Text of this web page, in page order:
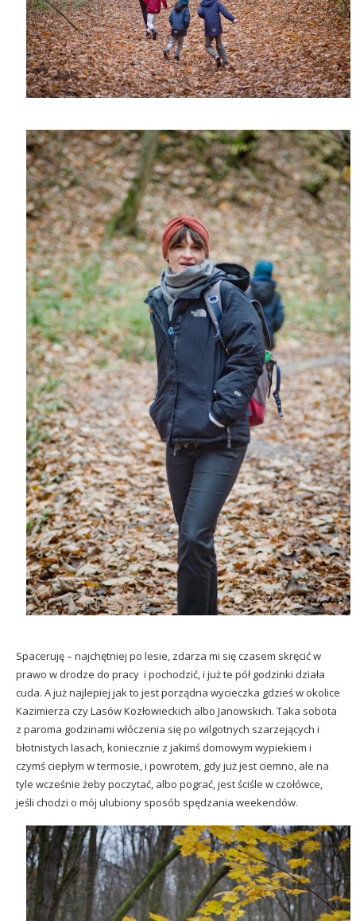
Spaceruję – najchętniej po lesie, zdarza mi się czasem skręcić w
prawo w drodze do pracy i pochodzić, i już te pół godzinki działa
cuda. A już najlepiej jak to jest porządna wycieczka gdzieś w okolice
Kazimierza czy Lasów Kozłowieckich albo Janowskich. Taka sobota
z paroma godzinami włóczenia się po wilgotnych szarzejących i
błotnistych lasach, koniecznie z jakimś domowym wypiekiem i
czymś ciepłym w termosie, i powrotem, gdy już jest ciemno, ale na
tyle wcześnie żeby poczytać, albo pograć, jest ściśle w czołówce,
jeśli chodzi o mój ulubiony sposób spędzania weekendów.